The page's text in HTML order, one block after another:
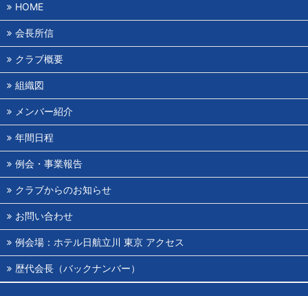
HOME
会長所信
クラブ概要
組織図
メンバー紹介
年間日程
例会・事業報告
クラブからのお知らせ
お問い合わせ
例会場：ホテル日航立川 東京 アクセス
歴代会長（バックナンバー）